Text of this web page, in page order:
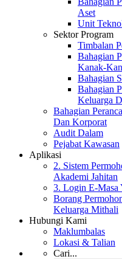
Aset
Unit
Sektor Program
Timbalan
Bahagian
Kanak-
Bahagian
Bahagian
Keluarga
Bahagian
Dan Korporat
Audit Dalam
Pejabat Kawasan
Aplikasi
2. Sistem
Akademi Jahitan
3. Login E-
Borang
Keluarga Mithali
Hubungi Kami
Maklumbalas
Lokasi & Talian
Cari...